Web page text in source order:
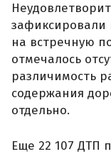
зафиксировали
на встречную
отмечалось
различимость
содержания
отдельно.
Еще 22 107 ДТП